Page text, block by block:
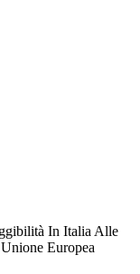
In Italia Alle
Europea